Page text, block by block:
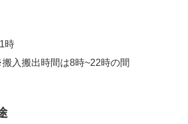
時
入搬出時間は8時~22時の間